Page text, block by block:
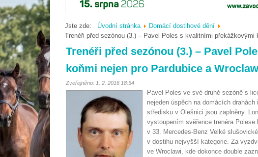
Jste zde: Úvodní stránka
Domácí dostihové dění
Trenéři před sezónou (3.) – Pavel Poles s kvalitními překážkovými
Trenéři před sezónou (3.) – Pavel
koňmi nejen pro Pardubice a Wroclaw
Zveřejněno: 1. 2. 2016 18:54
Pavel Poles ve své druhé sezóně s
nejeden úspěch na domácích
středisku v Olešnici jsou zaplněny.
vystoupením svěřence trenéra
v 33. Mercedes-Benz Velké
v dostihu nejvyšší kategorie. Za
ve Wroclawi, kde dokonce double